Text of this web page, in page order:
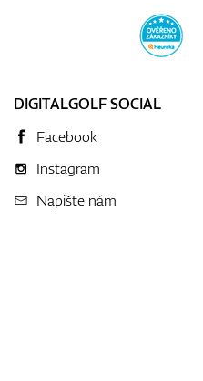
DIGITALGOLF SOCIAL
Facebook
Instagram
Napište nám